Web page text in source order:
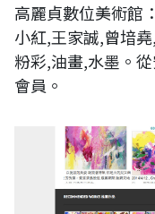
高麗貞數位美術館
小紅,王家誠,曾堷
粉彩,油畫,水墨。
會員。